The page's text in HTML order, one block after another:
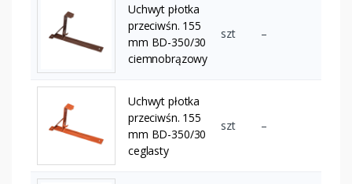
Uchwyt płotka
przeciwśn. 155
mm BD-350/30
ciemnobrązowy
szt –
Uchwyt płotka
przeciwśn. 155
mm BD-350/30
ceglasty
szt –